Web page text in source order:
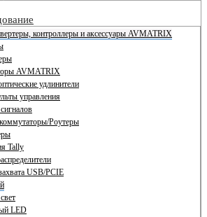
контроллеры и аксессуары AVMATRIX
AVMATRIX
удлинители
управления
Роутеры
Tally
USB/PCIE
LED